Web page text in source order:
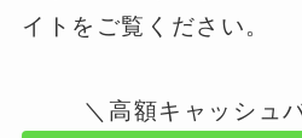
イトをご覧ください。
＼高額キャッシュ